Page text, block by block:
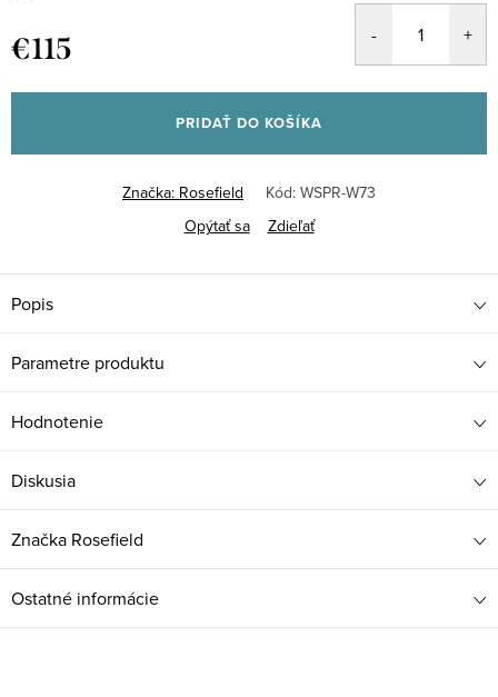
€115
cena:
PRIDAŤ DO KOŠÍKA
Značka: Rosefield Kód: WSPR-W73
Opýtať sa
Zdieľať
Popis
Parametre produktu
Hodnotenie
Diskusia
Značka Rosefield
Ostatné informácie